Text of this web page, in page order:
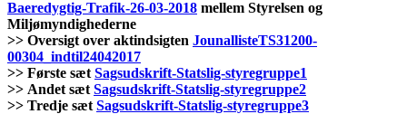
Baeredygtig-Trafik-26-03-2018 mellem Styrelsen og
Miljømyndighederne
>> Oversigt over aktindsigten JounallisteTS31200-
00304_indtil24042017
>> Første sæt Sagsudskrift-Statslig-styregruppe1
>> Andet sæt Sagsudskrift-Statslig-styregruppe2
>> Tredje sæt Sagsudskrift-Statslig-styregruppe3